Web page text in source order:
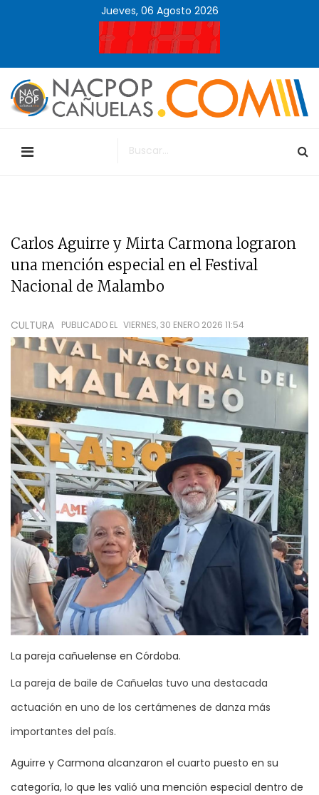
Jueves, 06 Agosto 2026
Carlos Aguirre y Mirta Carmona lograron
una mención especial en el Festival
Nacional de Malambo
CULTURA PUBLICADO EL VIERNES, 30 ENERO 2026 11:54
La pareja cañuelense en Córdoba.
La pareja de baile de Cañuelas tuvo una destacada
actuación en uno de los certámenes de danza más
importantes del país.
Aguirre y Carmona alcanzaron el cuarto puesto en su
categoría, lo que les valió una mención especial dentro de